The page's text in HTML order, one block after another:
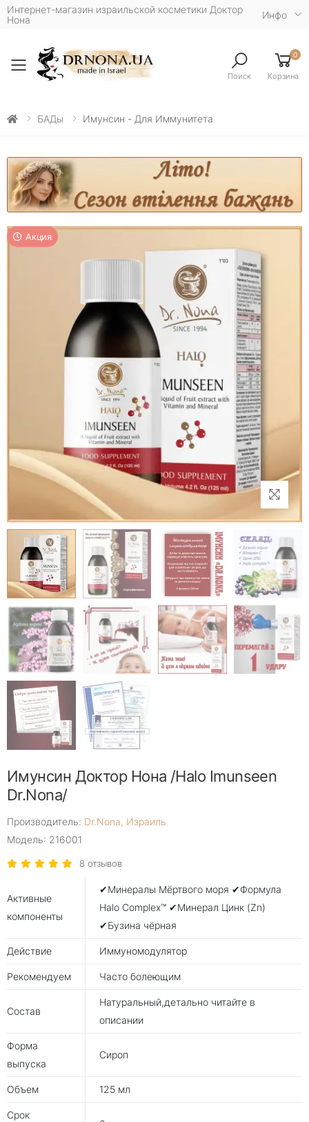
Интернет-магазин израильской косметики Доктор
Нона
Инфо
Toggle mobile menu Поиск
0
Корзина
БАДы Имунсин - Для Иммунитета
Акция
Имунсин Доктор Нона /Halo Imunseen
Dr.Nona/
Производитель: Dr.Nona, Израиль
Модель: 216001
8 отзывов
Активные
компоненты
✔Минералы Мёртвого моря ✔Формула
Halo Complex™ ✔Минерал Цинк (Zn)
✔Бузина чёрная
Действие Иммуномодулятор
Рекомендуем Часто болеющим
Состав
Натуральный,детально читайте в
описании
Форма
выпуска
Сироп
Объем 125 мл
Срок